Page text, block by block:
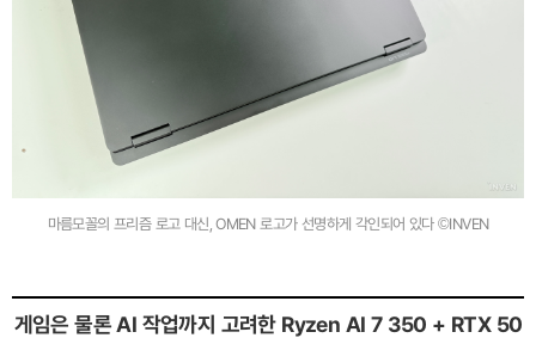
마름모꼴의 프리즘 로고 대신, OMEN 로고가 선명하게 각인되어 있다 ©INVEN
게임은 물론 AI 작업까지 고려한 Ryzen AI 7 350 + RTX 50